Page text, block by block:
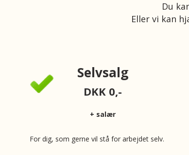
Du
Eller vi kan
Selvsalg
DKK 0,-
+ salær
For dig, som gerne vil stå for arbejdet selv.